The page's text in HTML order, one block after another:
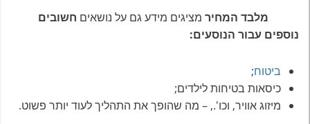
מלבד המחיר מציגים מידע גם על נושאים חשובים
נוספים עבור הנוסעים:
ביטוח;
כיסאות בטיחות לילדים;
מיזוג אוויר, וכו'., – מה שהופך את התהליך לעוד יותר פשוט.